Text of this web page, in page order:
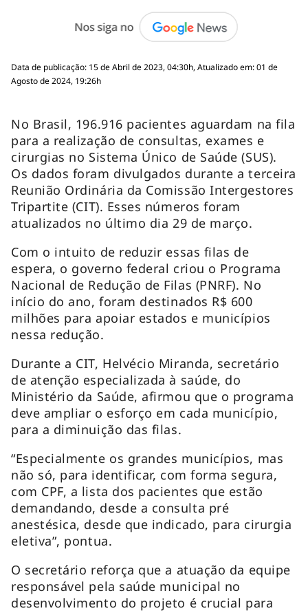
Data de publicação: 15 de Abril de 2023, 04:30h, Atualizado em: 01 de
Agosto de 2024, 19:26h
No Brasil, 196.916 pacientes aguardam na fila
para a realização de consultas, exames e
cirurgias no Sistema Único de Saúde (SUS).
Os dados foram divulgados durante a terceira
Reunião Ordinária da Comissão Intergestores
Tripartite (CIT). Esses números foram
atualizados no último dia 29 de março.
Com o intuito de reduzir essas filas de
espera, o governo federal criou o Programa
Nacional de Redução de Filas (PNRF). No
início do ano, foram destinados R$ 600
milhões para apoiar estados e municípios
nessa redução.
Durante a CIT, Helvécio Miranda, secretário
de atenção especializada à saúde, do
Ministério da Saúde, afirmou que o programa
deve ampliar o esforço em cada município,
para a diminuição das filas.
“Especialmente os grandes municípios, mas
não só, para identificar, com forma segura,
com CPF, a lista dos pacientes que estão
demandando, desde a consulta pré
anestésica, desde que indicado, para cirurgia
eletiva”, pontua.
O secretário reforça que a atuação da equipe
responsável pela saúde municipal no
desenvolvimento do projeto é crucial para